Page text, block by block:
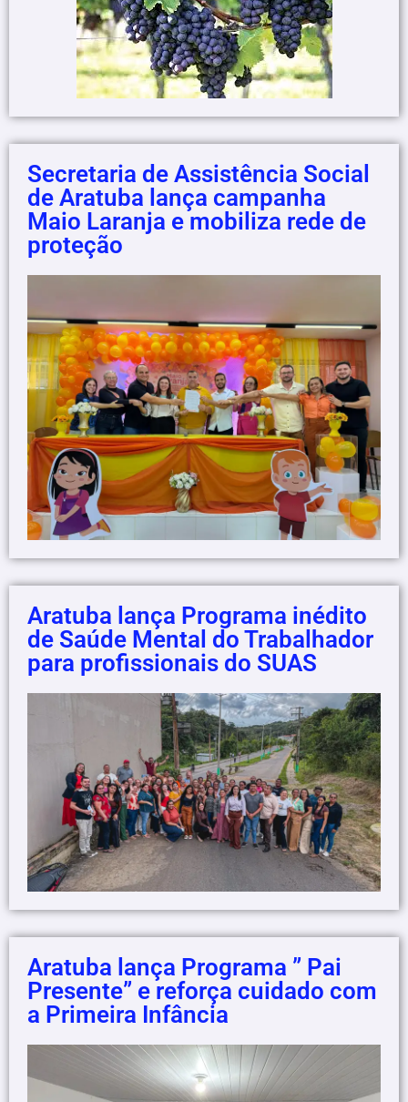
Secretaria de Assistência Social
de Aratuba lança campanha
Maio Laranja e mobiliza rede de
proteção
Aratuba lança Programa inédito
de Saúde Mental do Trabalhador
para profissionais do SUAS
Aratuba lança Programa ” Pai
Presente” e reforça cuidado com
a Primeira Infância